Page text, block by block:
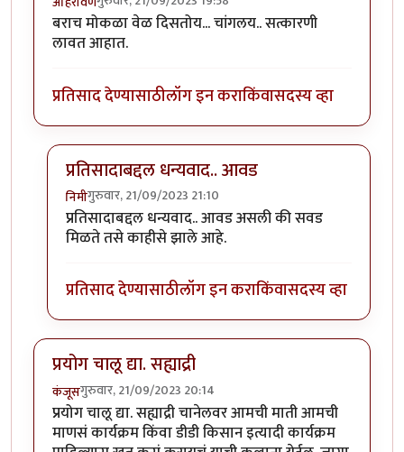
बराच मोकळा वेळ दिसतोय... चांगलय.. सत्कारणी
लावत आहात.
प्रतिसाद देण्यासाठीलॉग इन कराकिंवासदस्य व्हा
प्रतिसादाबद्दल धन्यवाद.. आवड
निमीगुरुवार, 21/09/2023 21:10
In reply toबराच मोकळा वेळ दिसतोय...byअहिरावण
प्रतिसादाबद्दल धन्यवाद.. आवड असली की सवड
मिळते तसे काहीसे झाले आहे.
प्रतिसाद देण्यासाठीलॉग इन कराकिंवासदस्य व्हा
प्रयोग चालू द्या. सह्याद्री
कंजूसगुरुवार, 21/09/2023 20:14
प्रयोग चालू द्या. सह्याद्री चानेलवर आमची माती आमची
माणसं कार्यक्रम किंवा डीडी किसान इत्यादी कार्यक्रम